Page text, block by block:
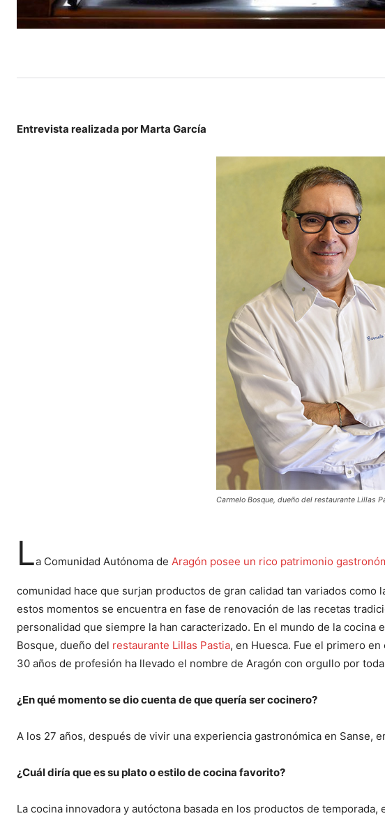
Entrevista realizada por Marta García
Carmelo Bosque, dueño del restaurante Lillas
La Comunidad Autónoma de Aragón posee un rico patrimonio
comunidad hace que surjan productos de gran calidad tan variados como
estos momentos se encuentra en fase de renovación de las recetas
personalidad que siempre la han caracterizado. En el mundo de la cocina
Bosque, dueño del restaurante Lillas Pastia, en Huesca. Fue el primero
30 años de profesión ha llevado el nombre de Aragón con orgullo por
¿En qué momento se dio cuenta de que quería ser cocinero?
A los 27 años, después de vivir una experiencia gastronómica en Sanse,
¿Cuál diría que es su plato o estilo de cocina favorito?
La cocina innovadora y autóctona basada en los productos de temporada,